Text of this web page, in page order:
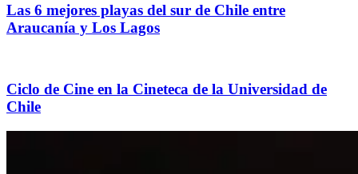
Las 6 mejores playas del sur de Chile entre
Araucanía y Los Lagos
Ciclo de Cine en la Cineteca de la Universidad de
Chile